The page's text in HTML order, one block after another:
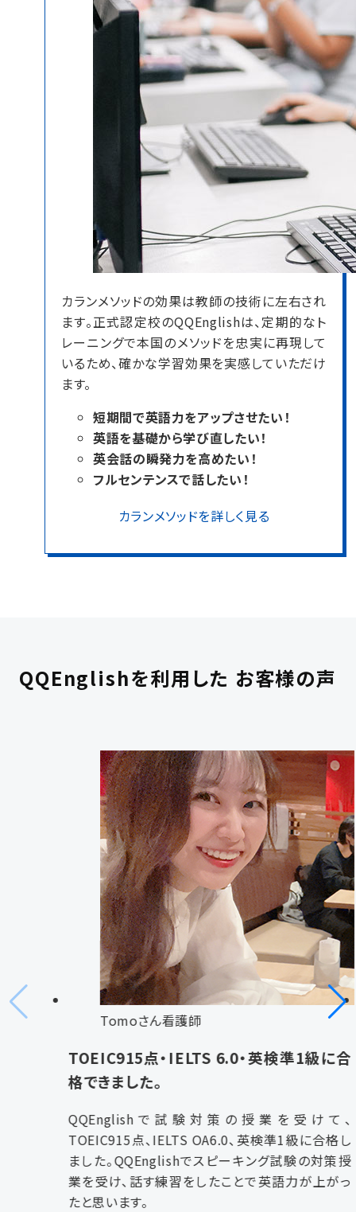
カランメソッドの効果は教師の技術に左右され
ます。正式認定校のQQEnglishは、定期的なト
レーニングで本国のメソッドを忠実に再現して
いるため、確かな学習効果を実感していただけ
ます。
短期間で英語力をアップさせたい！
英語を基礎から学び直したい！
英会話の瞬発力を高めたい！
フルセンテンスで話したい！
カランメソッドを詳しく見る
QQEnglishを利用した お客様の声
Tomoさん看護師
TOEIC915点・IELTS 6.0・英検準1級に合
格できました。
QQEnglishで試験対策の授業を受けて、
TOEIC915点、IELTS OA6.0、英検準1級に合格し
ました。QQEnglishでスピーキング試験の対策授
業を受け、話す練習をしたことで英語力が上がっ
たと思います。